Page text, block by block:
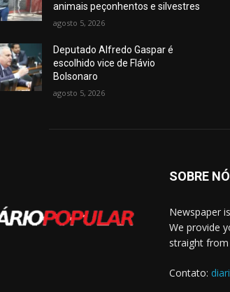
animais peçonhentos e silvestres
agosto 5, 2026
Deputado Alfredo Gaspar é
escolhido vice de Flávio
Bolsonaro
agosto 5, 2026
SOBRE
Newspaper
We provide
straight
Contato: